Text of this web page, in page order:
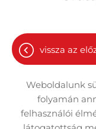
vissza az
Weboldalunk
folyamán
felhasználói